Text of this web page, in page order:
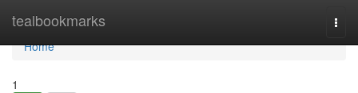
tealbookmarks
Home
Home
1